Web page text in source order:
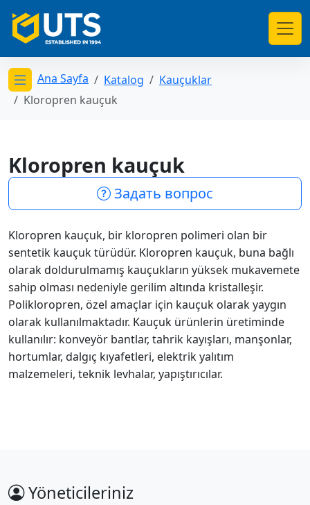
Открыть меню категорий
Ana Sayfa Katalog
Kauçuklar
Kloropren kauçuk
Kloropren kauçuk
Задать вопрос
Kloropren kauçuk, bir kloropren polimeri olan bir
sentetik kauçuk türüdür. Kloropren kauçuk, buna bağlı
olarak doldurulmamış kauçukların yüksek mukavemete
sahip olması nedeniyle gerilim altında kristalleşir.
Polikloropren, özel amaçlar için kauçuk olarak yaygın
olarak kullanılmaktadır. Kauçuk ürünlerin üretiminde
kullanılır: konveyör bantlar, tahrik kayışları, manşonlar,
hortumlar, dalgıç kıyafetleri, elektrik yalıtım
malzemeleri, teknik levhalar, yapıştırıcılar.
Yöneticileriniz